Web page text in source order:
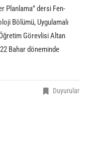
Planlama” dersi Fen-
Bölümü, Uygulamalı
Görevlisi Altan
Bahar döneminde
Duyurular